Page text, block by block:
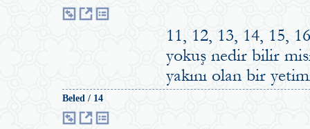
11, 12, 13, 14, 15,
yokuş nedir bilir
yakını olan bir
Beled / 14